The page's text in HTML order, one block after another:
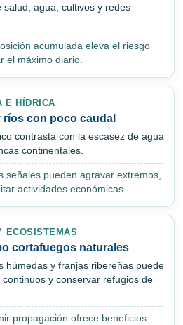
agua, cultivos y redes
acumulada eleva el riesgo
el máximo diario.
E HÍDRICA
con poco caudal
contrasta con la escasez de agua
continentales.
señales pueden agravar extremos,
actividades económicas.
ECOSISTEMAS
cortafuegos naturales
húmedas y franjas ribereñas puede
y conservar refugios de
propagación ofrece beneficios